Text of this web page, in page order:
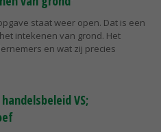
staat weer open. Dat is een
intekenen van grond. Het
en wat zij precies
VS;